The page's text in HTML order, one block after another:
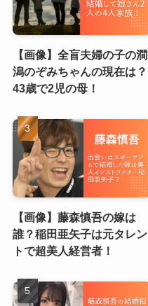
【画像】全盲夫婦の子の澗
潟のぞみちゃんの現在は？
43歳で2児の母！
【画像】藤森慎吾の嫁は
誰？稲田亜矢子は元タレン
トで超美人経営者！